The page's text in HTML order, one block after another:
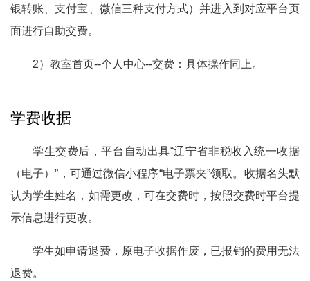
银转账、支付宝、微信三种支付方式）并进入到对应平台页
面进行自助交费。
2）教室首页--个人中心--交费： 具体操作同上。
学费收据
学生交费后，平台自动出具“辽宁省非税收入统一收据
（电子）”，可通过微信小程序“电子票夹”领取。收据名头默
认为学生姓名，如需更改，可在交费时，按照交费时平台提
示信息进行更改。
学生如申请退费，原电子收据作废，已报销的费用无法
退费。